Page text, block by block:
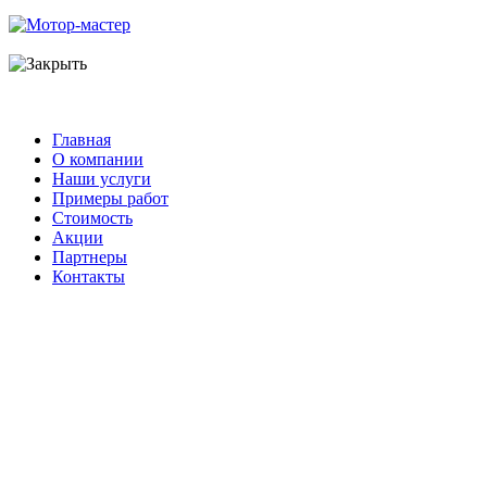
Главная
О компании
Наши услуги
Примеры работ
Стоимость
Акции
Партнеры
Контакты